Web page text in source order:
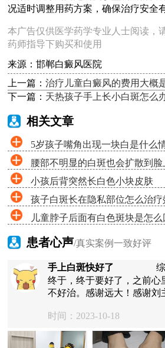
况适时调整用药方案，确保治疗安全
本广告仅供医学药学专业人士阅读，
药师指导下购买和使用
来源：邯郸白癜风医院
上一篇：治疗儿童白癜风的费用大概
下一篇： 天热孩子手上长小白斑怎么
相关文章
5岁孩子嘴角出现一块白是什么
腰部不明显的白斑也会扩散到脸
小孩后背突然长白色小块皮肤
孩子白斑长在隐私部位怎么治疗
儿童脖子后面有白色斑块是怎么
患者心声/真实案例一致好评
手上白斑快好了
终于，终于要好了，之前心
不好治。感谢远大！感谢刘
时间：2023-10-18